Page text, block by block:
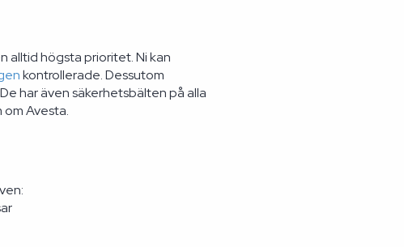
alltid högsta prioritet. Ni kan
kontrollerade. Dessutom
har även säkerhetsbälten på alla
Avesta.